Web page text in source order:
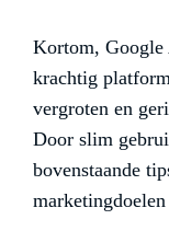
Kortom, Google
krachtig
vergroten en
Door slim
bovenstaande